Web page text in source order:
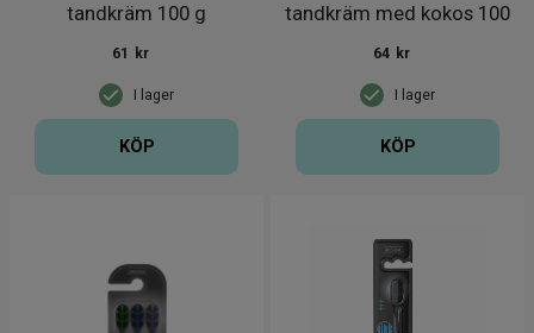
tandkräm 100 g
I lager
61 kr
KÖP
tandkräm med kokos 100
g
I lager
64 kr
KÖP